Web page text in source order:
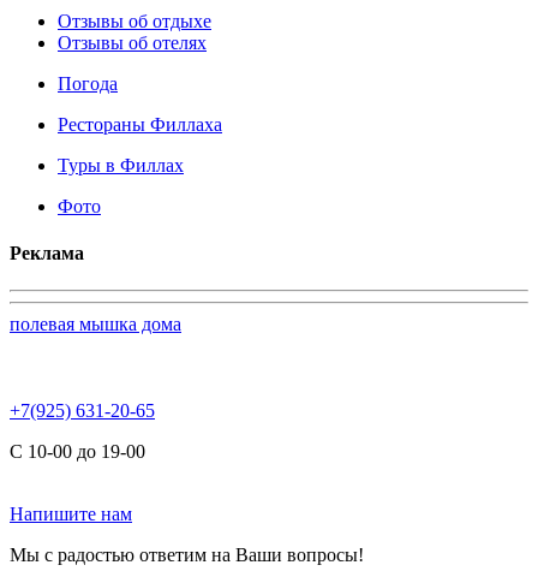
Отзывы об отдыхе
Отзывы об отелях
Погода
Рестораны Филлаха
Туры в Филлах
Фото
Реклама
полевая мышка дома
+7(925) 631-20-65
С 10-00 до 19-00
Напишите нам
Мы с радостью ответим на Ваши вопросы!